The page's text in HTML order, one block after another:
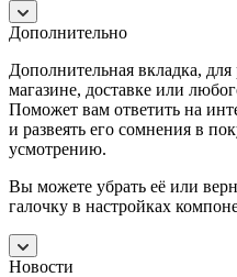
Дополнительно
Дополнительная вкладка,
магазине, доставке или
Поможет вам ответить на
и развеять его сомнения в
усмотрению.
Вы можете убрать её или
галочку в настройках
Новости